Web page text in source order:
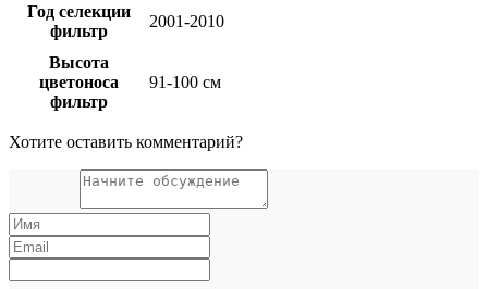
Год селекции
фильтр
2001-2010
Высота
цветоноса
фильтр
91-100 см
Хотите оставить комментарий?